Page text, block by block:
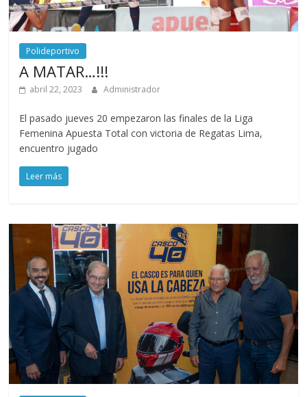
Polideportivo
A MATAR…!!!
abril 22, 2023 Administrador
El pasado jueves 20 empezaron las finales de la Liga
Femenina Apuesta Total con victoria de Regatas Lima,
encuentro jugado
Leer más